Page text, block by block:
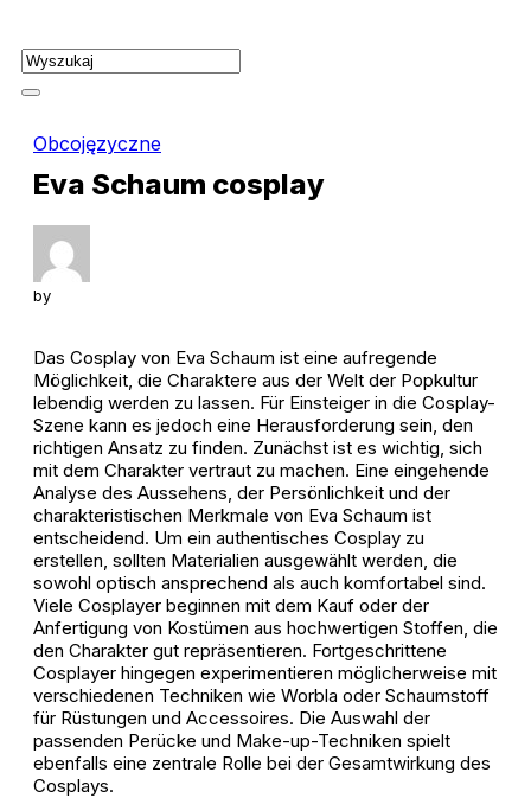
to
content
Obcojęzyczne
Eva Schaum cosplay
by
Das Cosplay von Eva Schaum ist eine aufregende
Möglichkeit, die Charaktere aus der Welt der Popkultur
lebendig werden zu lassen. Für Einsteiger in die Cosplay-
Szene kann es jedoch eine Herausforderung sein, den
richtigen Ansatz zu finden. Zunächst ist es wichtig, sich
mit dem Charakter vertraut zu machen. Eine eingehende
Analyse des Aussehens, der Persönlichkeit und der
charakteristischen Merkmale von Eva Schaum ist
entscheidend. Um ein authentisches Cosplay zu
erstellen, sollten Materialien ausgewählt werden, die
sowohl optisch ansprechend als auch komfortabel sind.
Viele Cosplayer beginnen mit dem Kauf oder der
Anfertigung von Kostümen aus hochwertigen Stoffen, die
den Charakter gut repräsentieren. Fortgeschrittene
Cosplayer hingegen experimentieren möglicherweise mit
verschiedenen Techniken wie Worbla oder Schaumstoff
für Rüstungen und Accessoires. Die Auswahl der
passenden Perücke und Make-up-Techniken spielt
ebenfalls eine zentrale Rolle bei der Gesamtwirkung des
Cosplays.